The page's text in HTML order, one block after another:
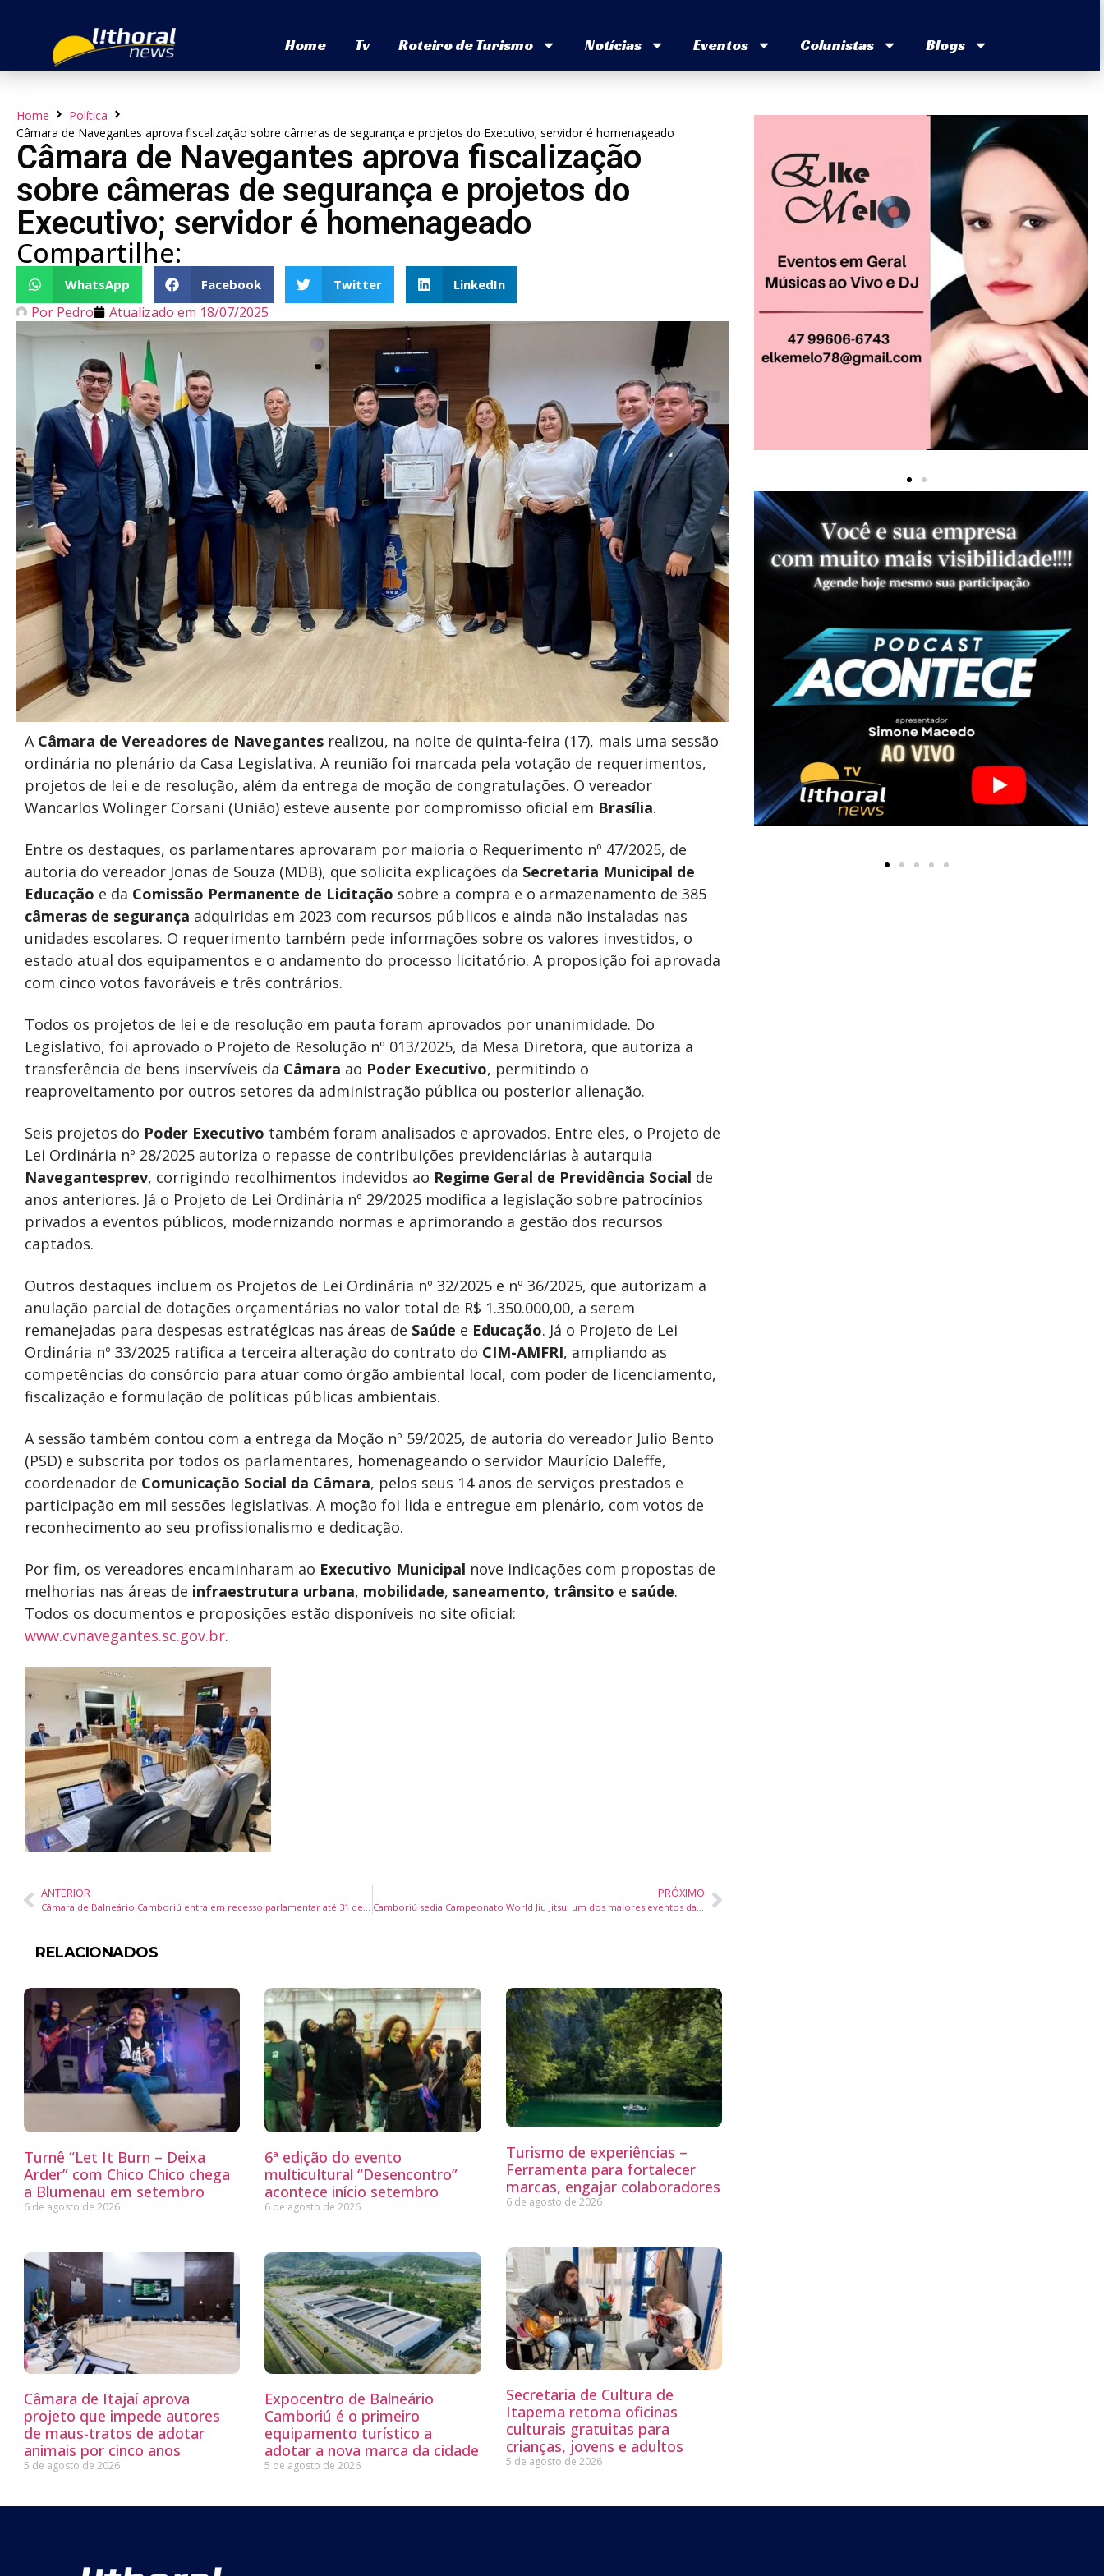
Home Tv Roteiro de Turismo Notícias Eventos Colunistas Blogs
Home
Política
Câmara de Navegantes aprova fiscalização sobre câmeras de segurança e projetos do Executivo; servidor é homenageado
Câmara de Navegantes aprova fiscalização
sobre câmeras de segurança e projetos do
Executivo; servidor é homenageado
Compartilhe:
WhatsApp Facebook Twitter LinkedIn
Por Pedro Atualizado em 18/07/2025
A Câmara de Vereadores de Navegantes realizou, na noite de quinta-feira (17), mais uma sessão
ordinária no plenário da Casa Legislativa. A reunião foi marcada pela votação de requerimentos,
projetos de lei e de resolução, além da entrega de moção de congratulações. O vereador
Wancarlos Wolinger Corsani (União) esteve ausente por compromisso oficial em Brasília.
Entre os destaques, os parlamentares aprovaram por maioria o Requerimento nº 47/2025, de
autoria do vereador Jonas de Souza (MDB), que solicita explicações da Secretaria Municipal de
Educação e da Comissão Permanente de Licitação sobre a compra e o armazenamento de 385
câmeras de segurança adquiridas em 2023 com recursos públicos e ainda não instaladas nas
unidades escolares. O requerimento também pede informações sobre os valores investidos, o
estado atual dos equipamentos e o andamento do processo licitatório. A proposição foi aprovada
com cinco votos favoráveis e três contrários.
Todos os projetos de lei e de resolução em pauta foram aprovados por unanimidade. Do
Legislativo, foi aprovado o Projeto de Resolução nº 013/2025, da Mesa Diretora, que autoriza a
transferência de bens inservíveis da Câmara ao Poder Executivo, permitindo o
reaproveitamento por outros setores da administração pública ou posterior alienação.
Seis projetos do Poder Executivo também foram analisados e aprovados. Entre eles, o Projeto de
Lei Ordinária nº 28/2025 autoriza o repasse de contribuições previdenciárias à autarquia
Navegantesprev, corrigindo recolhimentos indevidos ao Regime Geral de Previdência Social de
anos anteriores. Já o Projeto de Lei Ordinária nº 29/2025 modifica a legislação sobre patrocínios
privados a eventos públicos, modernizando normas e aprimorando a gestão dos recursos
captados.
Outros destaques incluem os Projetos de Lei Ordinária nº 32/2025 e nº 36/2025, que autorizam a
anulação parcial de dotações orçamentárias no valor total de R$ 1.350.000,00, a serem
remanejadas para despesas estratégicas nas áreas de Saúde e Educação. Já o Projeto de Lei
Ordinária nº 33/2025 ratifica a terceira alteração do contrato do CIM-AMFRI, ampliando as
competências do consórcio para atuar como órgão ambiental local, com poder de licenciamento,
fiscalização e formulação de políticas públicas ambientais.
A sessão também contou com a entrega da Moção nº 59/2025, de autoria do vereador Julio Bento
(PSD) e subscrita por todos os parlamentares, homenageando o servidor Maurício Daleffe,
coordenador de Comunicação Social da Câmara, pelos seus 14 anos de serviços prestados e
participação em mil sessões legislativas. A moção foi lida e entregue em plenário, com votos de
reconhecimento ao seu profissionalismo e dedicação.
Por fim, os vereadores encaminharam ao Executivo Municipal nove indicações com propostas de
melhorias nas áreas de infraestrutura urbana, mobilidade, saneamento, trânsito e saúde.
Todos os documentos e proposições estão disponíveis no site oficial:
www.cvnavegantes.sc.gov.br.
ANTERIOR
Câmara de Balneário Camboriú entra em recesso parlamentar até 31 de julho
PRÓXIMO
Camboriú sedia Campeonato World Jiu Jitsu, um dos maiores eventos da modalidade no Brasil
RELACIONADOS
Turnê “Let It Burn – Deixa
Arder” com Chico Chico chega
a Blumenau em setembro
6 de agosto de 2026
6ª edição do evento
multicultural “Desencontro”
acontece início setembro
6 de agosto de 2026
Turismo de experiências –
Ferramenta para fortalecer
marcas, engajar colaboradores
6 de agosto de 2026
Câmara de Itajaí aprova
projeto que impede autores
de maus-tratos de adotar
animais por cinco anos
5 de agosto de 2026
Expocentro de Balneário
Camboriú é o primeiro
equipamento turístico a
adotar a nova marca da cidade
5 de agosto de 2026
Secretaria de Cultura de
Itapema retoma oficinas
culturais gratuitas para
crianças, jovens e adultos
5 de agosto de 2026